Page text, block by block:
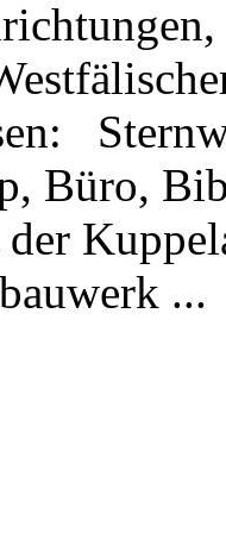
Büro,
der
...